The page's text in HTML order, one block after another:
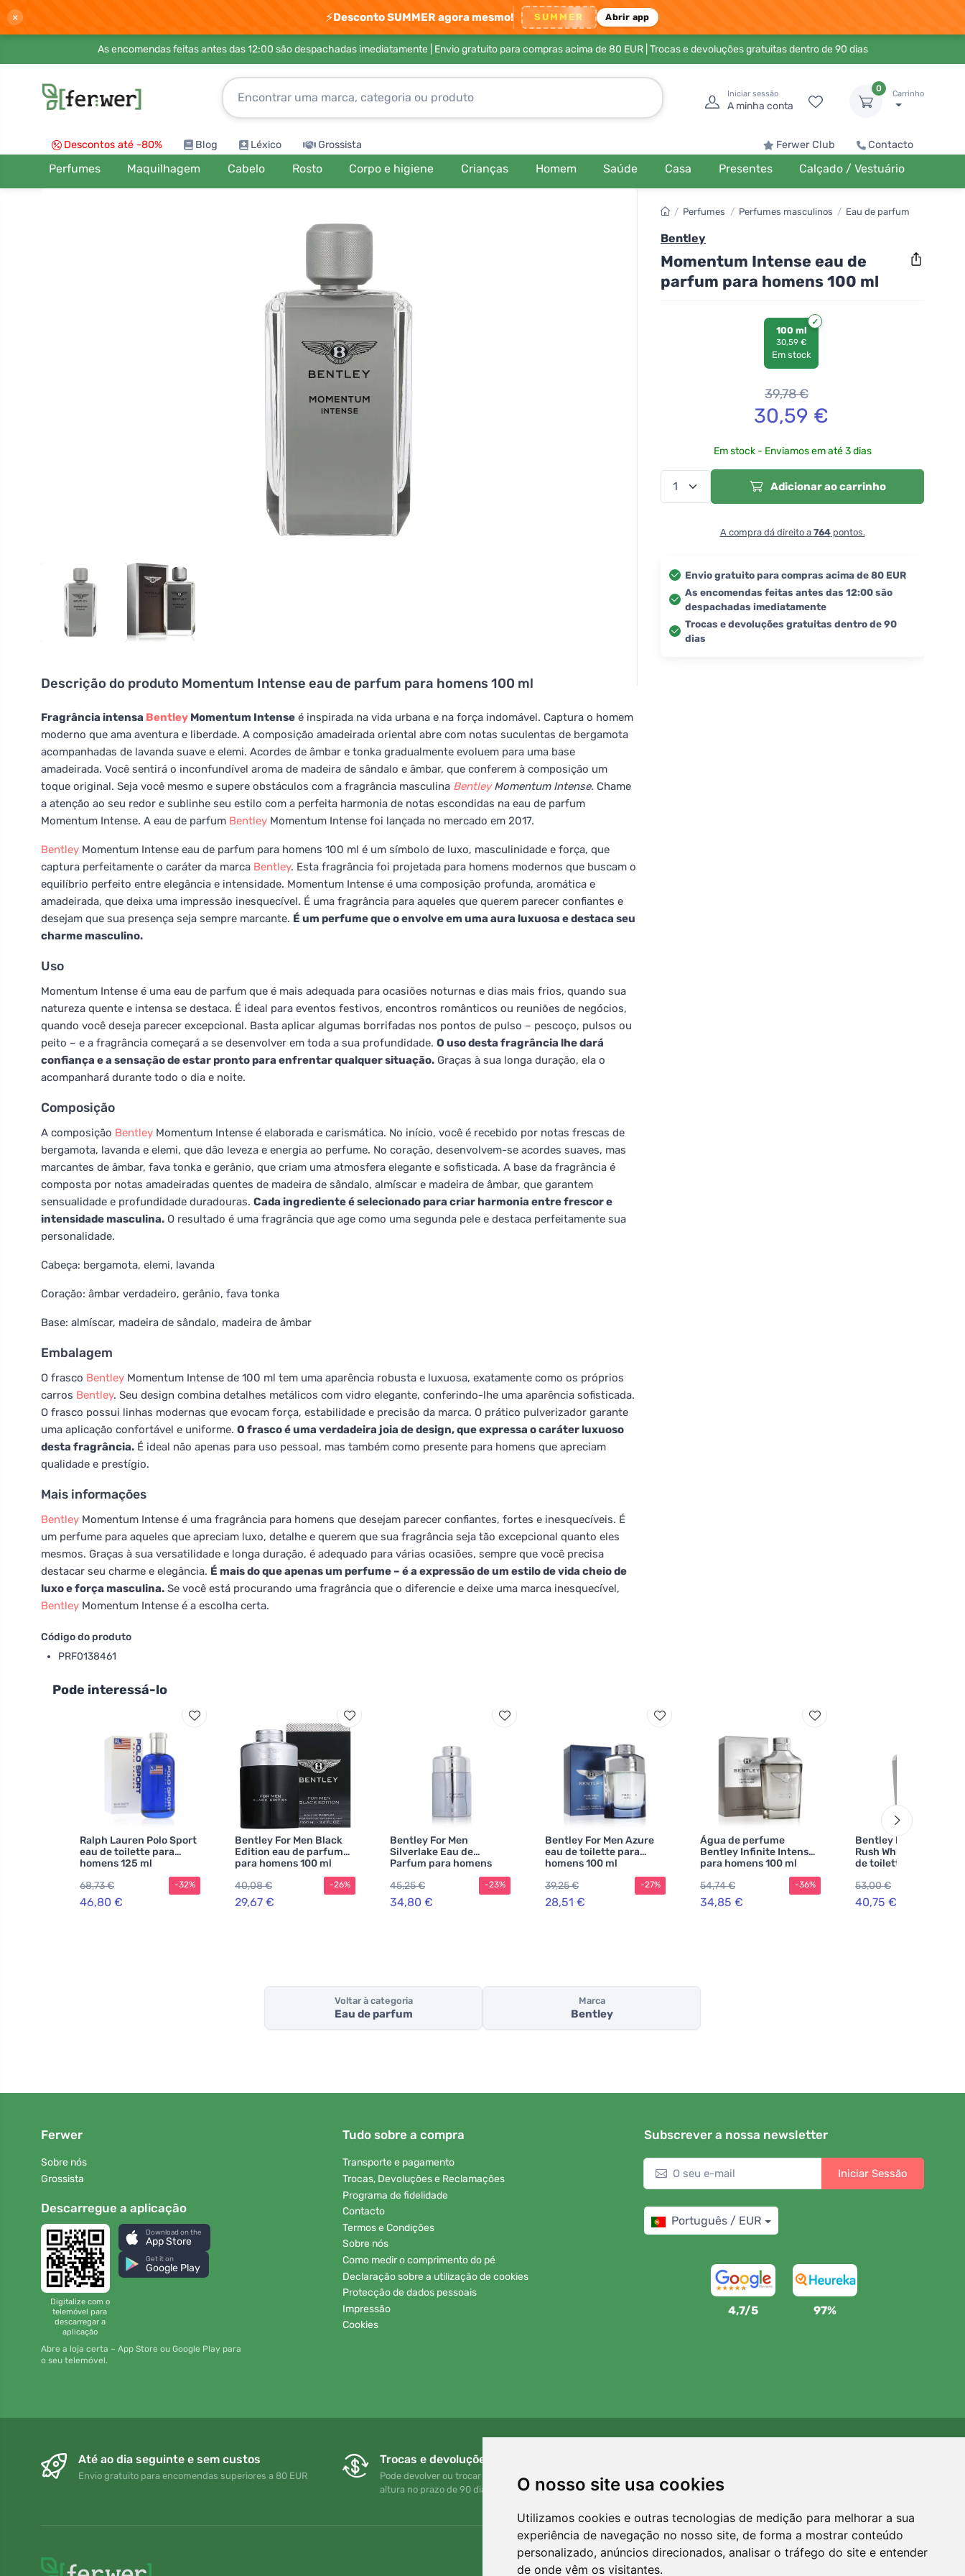
O nosso site usa cookies
Utilizamos cookies e outras tecnologias de medição para melhorar a sua
experiência de navegação no nosso site, de forma a mostrar conteúdo
personalizado, anúncios direcionados, analisar o tráfego do site e entender
de onde vêm os visitantes.
× ⚡Desconto SUMMER agora mesmo! SUMMER Abrir app
As encomendas feitas antes das 12:00 são despachadas imediatamente | Envio gratuito para compras acima de 80 EUR| Trocas e devoluções gratuitas dentro de 90 dias
Iniciar sessão
A minha conta
0
Carrinho
Descontos até -80% Blog Léxico Grossista Ferwer Club Contacto
Perfumes Maquilhagem Cabelo Rosto Corpo e higiene Crianças Homem Saúde Casa Presentes Calçado / Vestuário
Descrição do produto Momentum Intense eau de parfum para homens 100 ml
Fragrância intensa Bentley Momentum Intense é inspirada na vida urbana e na força indomável. Captura o homem
moderno que ama aventura e liberdade. A composição amadeirada oriental abre com notas suculentas de bergamota
acompanhadas de lavanda suave e elemi. Acordes de âmbar e tonka gradualmente evoluem para uma base
amadeirada. Você sentirá o inconfundível aroma de madeira de sândalo e âmbar, que conferem à composição um
toque original. Seja você mesmo e supere obstáculos com a fragrância masculina BentleyMomentum Intense. Chame
a atenção ao seu redor e sublinhe seu estilo com a perfeita harmonia de notas escondidas na eau de parfum
Momentum Intense. A eau de parfum Bentley Momentum Intense foi lançada no mercado em 2017.
Bentley Momentum Intense eau de parfum para homens 100 ml é um símbolo de luxo, masculinidade e força, que
captura perfeitamente o caráter da marca Bentley. Esta fragrância foi projetada para homens modernos que buscam o
equilíbrio perfeito entre elegância e intensidade. Momentum Intense é uma composição profunda, aromática e
amadeirada, que deixa uma impressão inesquecível. É uma fragrância para aqueles que querem parecer confiantes e
desejam que sua presença seja sempre marcante. É um perfume que o envolve em uma aura luxuosa e destaca seu
charme masculino.
Uso
Momentum Intense é uma eau de parfum que é mais adequada para ocasiões noturnas e dias mais frios, quando sua
natureza quente e intensa se destaca. É ideal para eventos festivos, encontros românticos ou reuniões de negócios,
quando você deseja parecer excepcional. Basta aplicar algumas borrifadas nos pontos de pulso – pescoço, pulsos ou
peito – e a fragrância começará a se desenvolver em toda a sua profundidade. O uso desta fragrância lhe dará
confiança e a sensação de estar pronto para enfrentar qualquer situação. Graças à sua longa duração, ela o
acompanhará durante todo o dia e noite.
Composição
A composição Bentley Momentum Intense é elaborada e carismática. No início, você é recebido por notas frescas de
bergamota, lavanda e elemi, que dão leveza e energia ao perfume. No coração, desenvolvem-se acordes suaves, mas
marcantes de âmbar, fava tonka e gerânio, que criam uma atmosfera elegante e sofisticada. A base da fragrância é
composta por notas amadeiradas quentes de madeira de sândalo, almíscar e madeira de âmbar, que garantem
sensualidade e profundidade duradouras. Cada ingrediente é selecionado para criar harmonia entre frescor e
intensidade masculina. O resultado é uma fragrância que age como uma segunda pele e destaca perfeitamente sua
personalidade.
Cabeça: bergamota, elemi, lavanda
Coração: âmbar verdadeiro, gerânio, fava tonka
Base: almíscar, madeira de sândalo, madeira de âmbar
Embalagem
O frasco Bentley Momentum Intense de 100 ml tem uma aparência robusta e luxuosa, exatamente como os próprios
carros Bentley. Seu design combina detalhes metálicos com vidro elegante, conferindo-lhe uma aparência sofisticada.
O frasco possui linhas modernas que evocam força, estabilidade e precisão da marca. O prático pulverizador garante
uma aplicação confortável e uniforme. O frasco é uma verdadeira joia de design, que expressa o caráter luxuoso
desta fragrância. É ideal não apenas para uso pessoal, mas também como presente para homens que apreciam
qualidade e prestígio.
Mais informações
Bentley Momentum Intense é uma fragrância para homens que desejam parecer confiantes, fortes e inesquecíveis. É
um perfume para aqueles que apreciam luxo, detalhe e querem que sua fragrância seja tão excepcional quanto eles
mesmos. Graças à sua versatilidade e longa duração, é adequado para várias ocasiões, sempre que você precisa
destacar seu charme e elegância. É mais do que apenas um perfume – é a expressão de um estilo de vida cheio de
luxo e força masculina. Se você está procurando uma fragrância que o diferencie e deixe uma marca inesquecível,
Bentley Momentum Intense é a escolha certa.
Código do produto
PRF0138461
/ Perfumes / Perfumes masculinos / Eau de parfum
Bentley
Momentum Intense eau de
parfum para homens 100 ml
100 ml
30,59 €
Em stock
39,78€
30,59 €
Em stock - Enviamos em até 3 dias
Adicionar ao carrinho
A compra dá direito a 764pontos.
Envio gratuito para compras acima de 80 EUR
As encomendas feitas antes das 12:00 são
despachadas imediatamente
Trocas e devoluções gratuitas dentro de 90
dias
Pode interessá-lo
Ralph Lauren Polo Sport
eau de toilette para
homens 125 ml
68,73 €
46,80 €
-32%
Bentley For Men Black
Edition eau de parfum
para homens 100 ml
40,08 €
29,67 €
-26%
Bentley For Men
Silverlake Eau de
Parfum para homens
45,25 €
34,80 €
-23%
Bentley For Men Azure
eau de toilette para
homens 100 ml
39,25 €
28,51 €
-27%
Água de perfume
Bentley Infinite Intense
para homens 100 ml
54,74 €
34,85 €
-36%
Bentley Bentley
Rush White Edition
de toilette para
53,00 €
40,75 €
Voltar à categoria
Eau de parfum
Marca
Bentley
Ferwer
Sobre nós
Grossista
Descarregue a aplicação
Digitalize com o
telemóvel para
descarregar a
aplicação
Download on the
App Store
Get it on
Google Play
Abre a loja certa – App Store ou Google Play para
o seu telemóvel.
Tudo sobre a compra
Transporte e pagamento
Trocas, Devoluções e Reclamações
Programa de fidelidade
Contacto
Termos e Condições
Sobre nós
Como medir o comprimento do pé
Declaração sobre a utilização de cookies
Protecção de dados pessoais
Impressão
Cookies
Subscrever a nossa newsletter
Iniciar Sessão
Português / EUR
4,7/5 97%
Até ao dia seguinte e sem custos
Envio gratuito para encomendas superiores a 80 EUR
Trocas e devoluções gratuitas
Pode devolver ou trocar a sua encomenda em qualquer
altura no prazo de 90 dias
Para cada encomenda plantamos uma árvore! Leia mais
Sobre nós